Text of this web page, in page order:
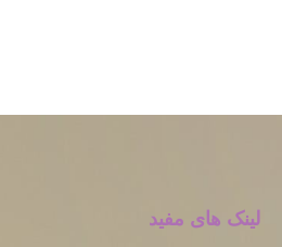
لینک های مفید